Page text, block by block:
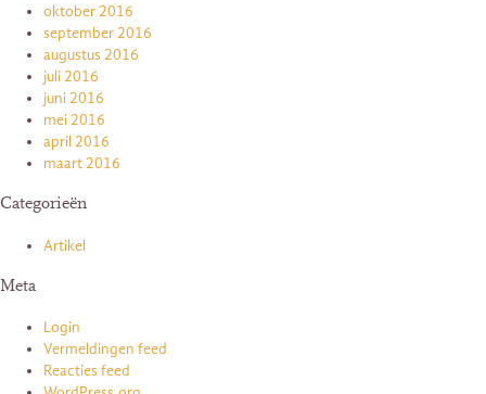
oktober 2016
september 2016
augustus 2016
juli 2016
juni 2016
mei 2016
april 2016
maart 2016
Categorieën
Artikel
Meta
Login
Vermeldingen feed
Reacties feed